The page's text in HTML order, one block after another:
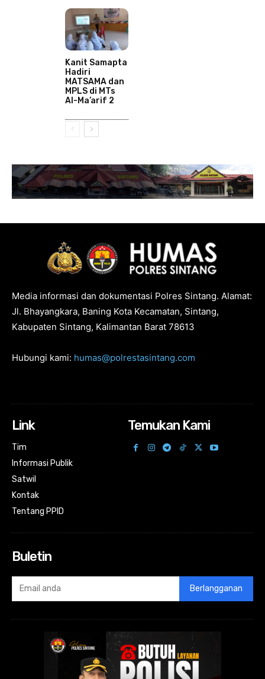
Kanit Samapta
Hadiri
MATSAMA dan
MPLS di MTs
Al-Ma’arif 2
Media informasi dan dokumentasi Polres Sintang. Alamat:
Jl. Bhayangkara, Baning Kota Kecamatan, Sintang,
Kabupaten Sintang, Kalimantan Barat 78613
Hubungi kami: humas@polrestasintang.com
Link
Tim
Informasi Publik
Satwil
Kontak
Tentang PPID
Temukan Kami
Buletin
Berlangganan